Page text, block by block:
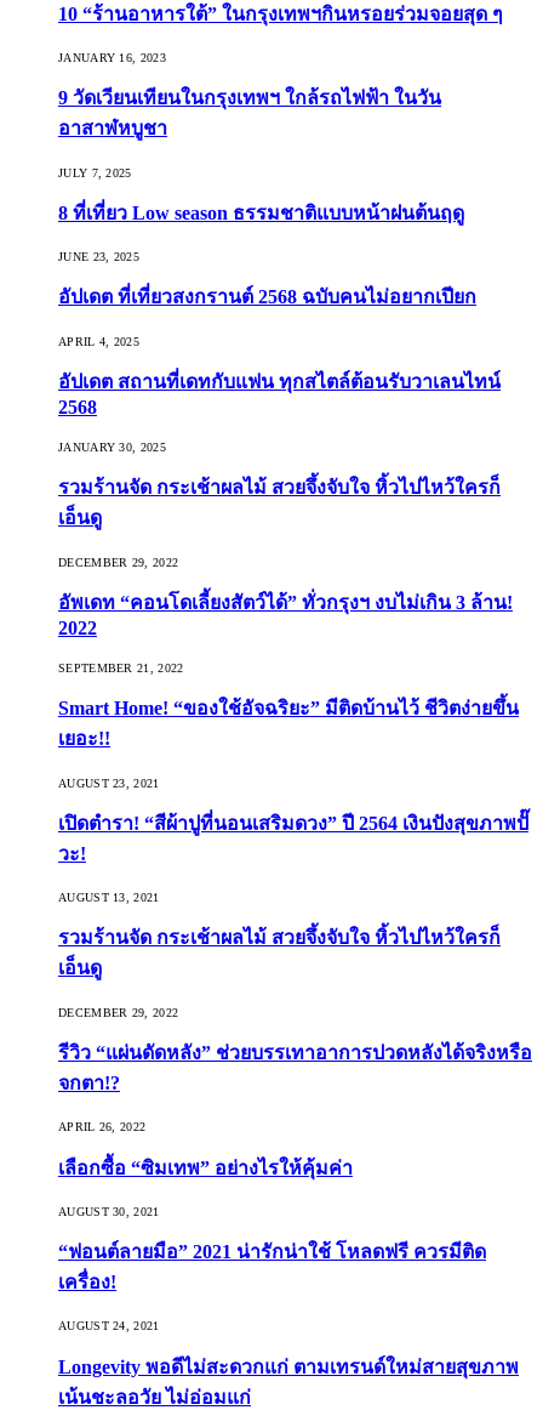
10 “ร้านอาหารใต้” ในกรุงเทพฯกินหรอยร่วมจอยสุด ๆ
JANUARY 16, 2023
9 วัดเวียนเทียนในกรุงเทพฯ ใกล้รถไฟฟ้า ในวัน
อาสาฬหบูชา
JULY 7, 2025
8 ที่เที่ยว Low season ธรรมชาติแบบหน้าฝนต้นฤดู️
JUNE 23, 2025
อัปเดต ที่เที่ยวสงกรานต์ 2568 ฉบับคนไม่อยากเปียก
APRIL 4, 2025
อัปเดต สถานที่เดทกับแฟน ทุกสไตล์ต้อนรับวาเลนไทน์
2568
JANUARY 30, 2025
รวมร้านจัด กระเช้าผลไม้ สวยจึ้งจับใจ หิ้วไปไหว้ใครก็
เอ็นดู
DECEMBER 29, 2022
อัพเดท “คอนโดเลี้ยงสัตว์ได้” ทั่วกรุงฯ งบไม่เกิน 3 ล้าน!
2022
SEPTEMBER 21, 2022
Smart Home! “ของใช้อัจฉริยะ” มีติดบ้านไว้ ชีวิตง่ายขึ้น
เยอะ!!
AUGUST 23, 2021
เปิดตำรา! “สีผ้าปูที่นอนเสริมดวง” ปี 2564 เงินปังสุขภาพปั๊
วะ!
AUGUST 13, 2021
รวมร้านจัด กระเช้าผลไม้ สวยจึ้งจับใจ หิ้วไปไหว้ใครก็
เอ็นดู
DECEMBER 29, 2022
รีวิว “แผ่นดัดหลัง” ช่วยบรรเทาอาการปวดหลังได้จริงหรือ
จกตา!?
APRIL 26, 2022
เลือกซื้อ “ซิมเทพ” อย่างไรให้คุ้มค่า
AUGUST 30, 2021
“ฟอนต์ลายมือ” 2021 น่ารักน่าใช้ โหลดฟรี ควรมีติด
เครื่อง!
AUGUST 24, 2021
Longevity พอดีไม่สะดวกแก่ ตามเทรนด์ใหม่สายสุขภาพ
เน้นชะลอวัย ไม่อ่อมแก่